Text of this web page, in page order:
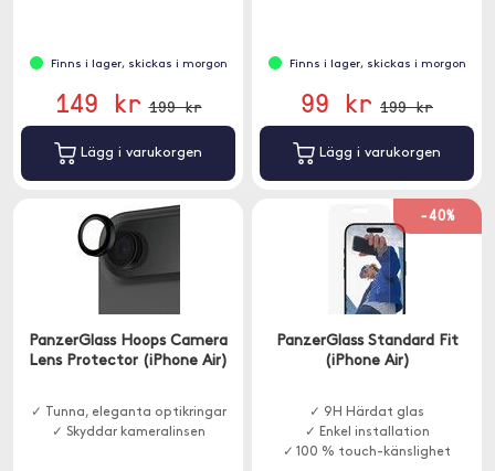
Finns i lager, skickas i morgon
149 kr 199 kr
Lägg i varukorgen
Finns i lager, skickas i morgon
99 kr 199 kr
Lägg i varukorgen
PanzerGlass Hoops Camera
Lens Protector (iPhone Air)
✓ Tunna, eleganta optikringar
✓ Skyddar kameralinsen
-40%
PanzerGlass Standard Fit
(iPhone Air)
✓ 9H Härdat glas
✓ Enkel installation
✓ 100 % touch-känslighet